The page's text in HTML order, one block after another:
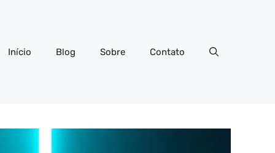
Início Blog Sobre Contato